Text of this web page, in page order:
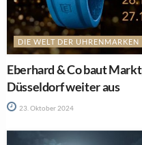
DIE WELT DER UHRENMARKEN
Eberhard & Co baut
Düsseldorf weiter aus
23. Oktober 2024